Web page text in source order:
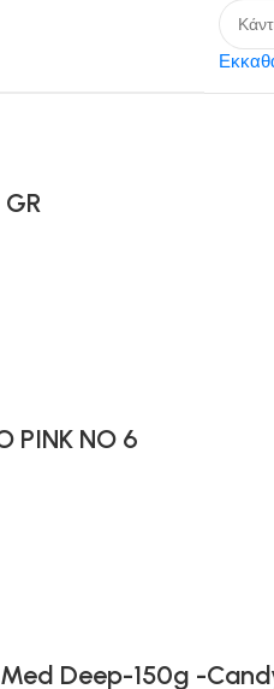
PINK NO 6
Deep-150g -